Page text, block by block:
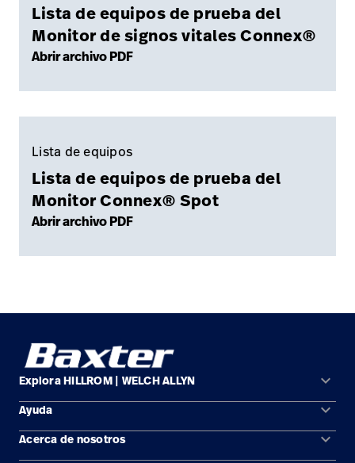
Lista de equipos de prueba del
Monitor de signos vitales Connex®
Abrir archivo PDF
Lista de equipos
Lista de equipos de prueba del
Monitor Connex® Spot
Abrir archivo PDF
Explora HILLROM | WELCH ALLYN keyboard_arrow_down
Soluciones
Productos
Ayuda keyboard_arrow_down
Comunícate con nosotros
Acerca de nosotros keyboard_arrow_down